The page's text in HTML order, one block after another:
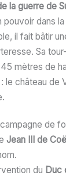
la guerre de
pouvoir dans
il fait bâtir
Sa
mètres de
le château de
de
Jean III de
du Duc